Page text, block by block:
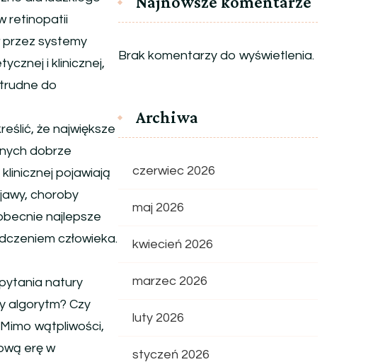
retinopatii
przez systemy
i klinicznej,
do
że największe
dobrze
pojawiają
choroby
najlepsze
człowieka.
natury
algorytm? Czy
wątpliwości,
erę w
Brak komentarzy do wyświetlenia.
Archiwa
czerwiec 2026
maj 2026
kwiecień 2026
marzec 2026
luty 2026
styczeń 2026